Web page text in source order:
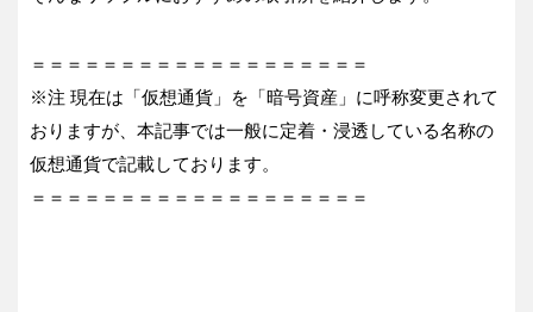
＝＝＝＝＝＝＝＝＝＝＝＝＝＝＝＝＝＝＝
※注 現在は「仮想通貨」を「暗号資産」に呼称変更されて
おりますが、本記事では一般に定着・浸透している名称の
仮想通貨で記載しております。
＝＝＝＝＝＝＝＝＝＝＝＝＝＝＝＝＝＝＝